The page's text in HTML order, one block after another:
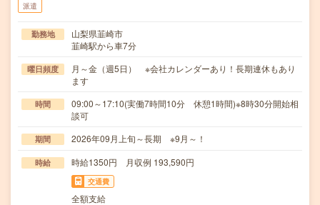
派遣
勤務地
山梨県韮崎市
韮崎駅から車7分
曜日頻度
月～金（週5日） ※会社カレンダーあり！長期連休もあり
ます
時間
09:00～17:10(実働7時間10分 休憩1時間)※8時30分開始相
談可
期間 2026年09月上旬～長期 ※9月～！
時給 時給1350円 月収例 193,590円
交通費
全額支給